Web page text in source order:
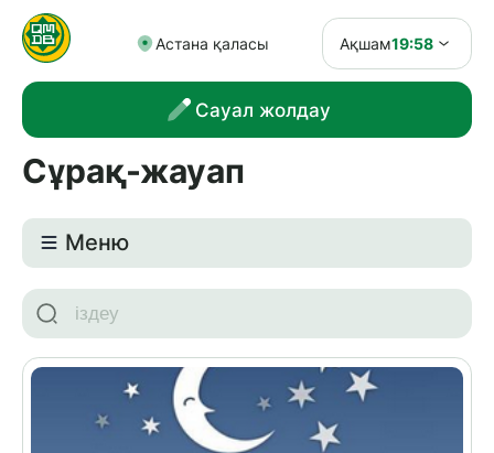
Астана қаласы Ақшам19:58
Сауал жолдау
Сұрақ-жауап
Meню